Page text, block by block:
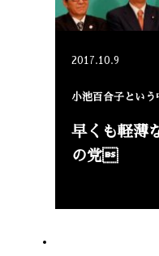
2017.10.9
小池百合子とい
早くも軽薄
の党